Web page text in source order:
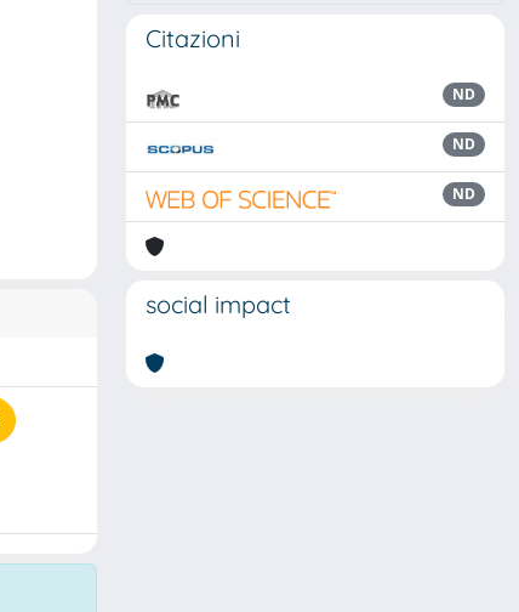
Citazioni
ND
ND
ND
social impact